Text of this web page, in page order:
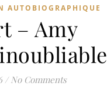
AUTOBIOGRAPHIQUE
– Amy
/ No Comments